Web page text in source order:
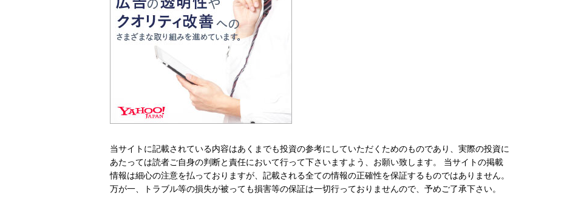
当サイトに記載されている内容はあくまでも投資の参考にしていただくためのものであり、実際の投資に
あたっては読者ご自身の判断と責任において行って下さいますよう、お願い致します。 当サイトの掲載
情報は細心の注意を払っておりますが、記載される全ての情報の正確性を保証するものではありません。
万が一、トラブル等の損失が被っても損害等の保証は一切行っておりませんので、予めご了承下さい。